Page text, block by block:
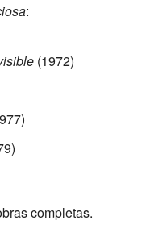
:
(1972)
completas.